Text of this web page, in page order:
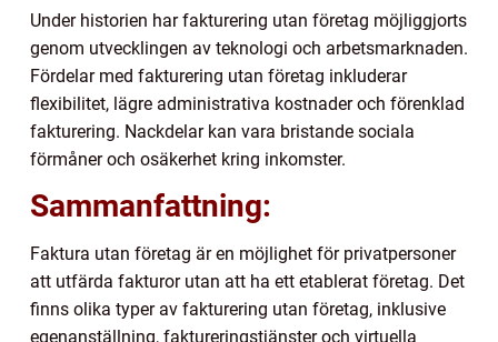
Under historien har fakturering utan företag möjliggjorts
genom utvecklingen av teknologi och arbetsmarknaden.
Fördelar med fakturering utan företag inkluderar
flexibilitet, lägre administrativa kostnader och förenklad
fakturering. Nackdelar kan vara bristande sociala
förmåner och osäkerhet kring inkomster.
Sammanfattning:
Faktura utan företag är en möjlighet för privatpersoner
att utfärda fakturor utan att ha ett etablerat företag. Det
finns olika typer av fakturering utan företag, inklusive
egenanställning, faktureringstjänster och virtuella